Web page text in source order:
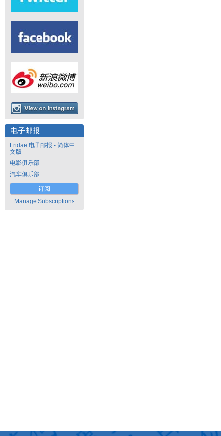
电子邮报
Fridae 电子邮报 - 简体中
文版
电影俱乐部
汽车俱乐部
订阅
Manage Subscriptions